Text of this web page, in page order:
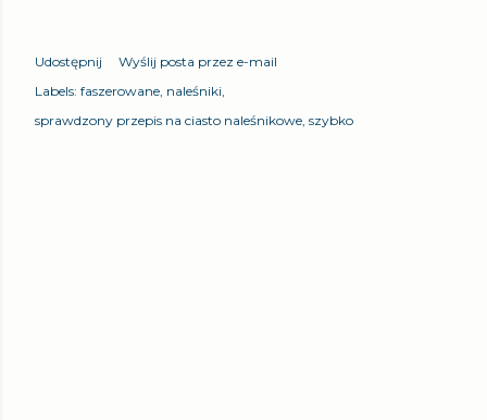
Udostępnij
Wyślij posta przez e-mail
Labels: faszerowane naleśniki
sprawdzony przepis na ciasto naleśnikowe szybko